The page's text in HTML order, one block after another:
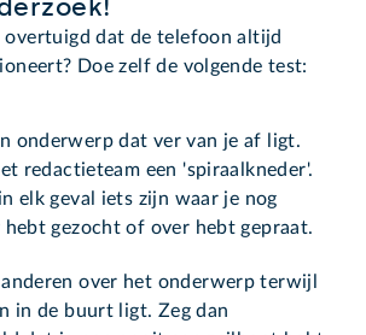
overtuigd dat de telefoon altijd
Doe zelf de volgende test:
onderwerp dat ver van je af ligt.
redactieteam een 'spiraalkneder'.
elk geval iets zijn waar je nog
gezocht of over hebt gepraat.
over het onderwerp terwijl
in de buurt ligt. Zeg dan